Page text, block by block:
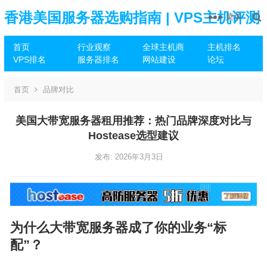
香港美国服务器选购指南 | VPS主机评测
推荐
首页 行业观察 全球主机商
主机排名
VPS排名
服务器排名 网站建设 论坛
菜单
首页 品牌对比
美国大带宽服务器租用推荐：热门品牌深度对比与
Hostease选型建议
发布: 2026年3月3日
为什么大带宽服务器成了你的业务“标
配”？